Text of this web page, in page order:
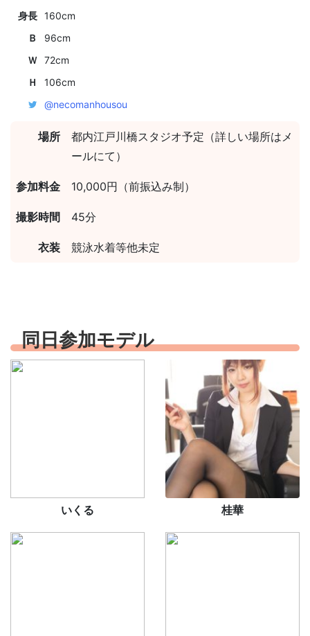
身長 160cm
Ｂ
96cm
Ｗ
72cm
Ｈ
106cm
@necomanhousou
場所
都内江戸川橋スタジオ予定（詳しい場所はメ
ールにて）
参加料金 10,000円（前振込み制）
撮影時間 45分
衣装 競泳水着等他未定
同日参加モデル
いくる 桂華